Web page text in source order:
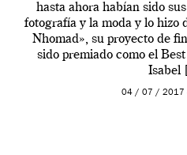
hasta ahora habían sido
fotografía y la moda y lo hizo
Nhomad», su proyecto de
sido premiado como el
Isabel
04 / 07 /